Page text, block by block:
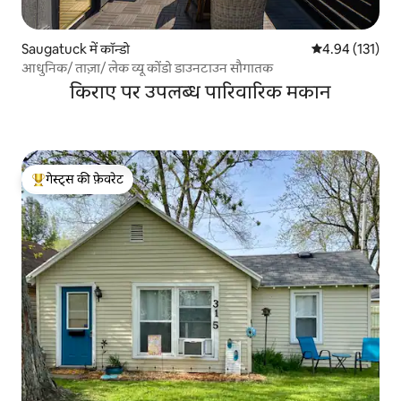
Saugatuck में कॉन्डो औसत रेटिंग 5 में से
4.94 (131)
आधुनिक/ ताज़ा/ लेक व्यू कोंडो डाउनटाउन सौगातक
किराए पर उपलब्ध पारिवारिक मकान
गेस्ट्स का टॉप फ़ेवरेट
गेस्ट्स की फ़ेवरेट